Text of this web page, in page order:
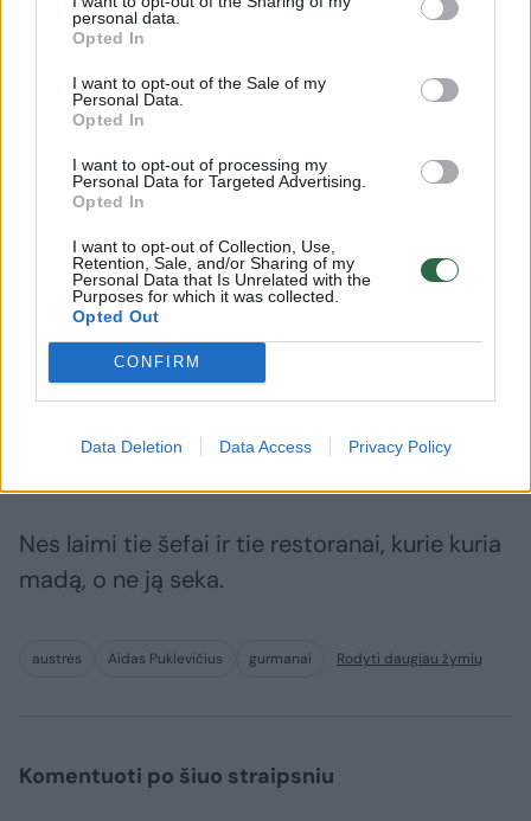
personal data.
Opted In
I want to opt-out of the Sale of my
Personal Data.
Opted In
I want to opt-out of processing my
Personal Data for Targeted Advertising.
Opted In
I want to opt-out of Collection, Use,
Retention, Sale, and/or Sharing of my
Personal Data that Is Unrelated with the
Purposes for which it was collected.
Opted Out
CONFIRM
Data Deletion Data Access Privacy Policy
kuriai būdingas kviečių baltymo gliuteno arba
į jį panašių miežių ir rugių baltymų
netoleravimas), visiems kitiems duoti maisto
Kaip ir skelbtis, jog patiekalas yra visiškai
biodinamiškas, nematęs nė vienos užterštos
molekulės, buvo gamintas draugaujant su
visata bei planeta ir jį gaminant nenukentėjo
joks augalas ir gyvūnas. Valgis turi būti
skanus, o visa kita – tai tik madingi
užkeikimai, kurių tvaną laikas bent jau šiek
tiek pristabdyti. Kaip ir anksčiau minėtus
mėsainius, austres, žandus ir burokus.
Nes laimi tie šefai ir tie restoranai, kurie kuria
madą, o ne ją seka.
austrės Aidas Puklevičius gurmanai Rodyti daugiau žymių
Komentuoti po šiuo straipsniu